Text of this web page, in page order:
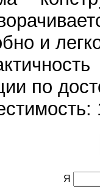
и
по
Я